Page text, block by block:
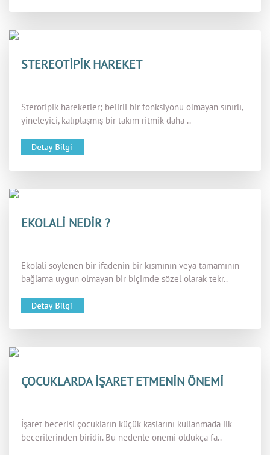
STEREOTİPİK HAREKET
Sterotipik hareketler; belirli bir fonksiyonu olmayan sınırlı,
yineleyici, kalıplaşmış bir takım ritmik daha ..
EKOLALİ NEDİR ?
Ekolali söylenen bir ifadenin bir kısmının veya tamamının
bağlama uygun olmayan bir biçimde sözel olarak tekr..
ÇOCUKLARDA İŞARET ETMENİN ÖNEMİ
İşaret becerisi çocukların küçük kaslarını kullanmada ilk
becerilerinden biridir. Bu nedenle önemi oldukça fa..